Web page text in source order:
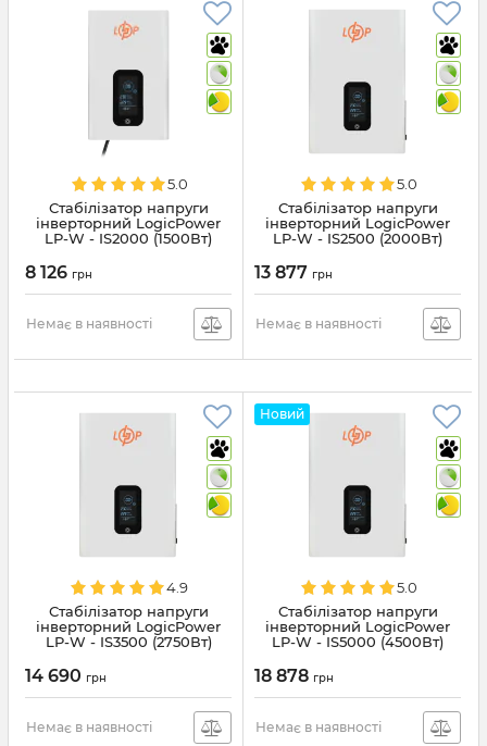
5.0
Стабілізатор напруги
інверторний LogicPower
LP-W - IS2000 (1500Вт)
8 126 грн
Немає в наявності
5.0
Стабілізатор напруги
інверторний LogicPower
LP-W - IS2500 (2000Вт)
13 877 грн
Немає в наявності
4.9
Стабілізатор напруги
інверторний LogicPower
LP-W - IS3500 (2750Вт)
14 690 грн
Немає в наявності
Новий
5.0
Стабілізатор напруги
інверторний LogicPower
LP-W - IS5000 (4500Вт)
18 878 грн
Немає в наявності